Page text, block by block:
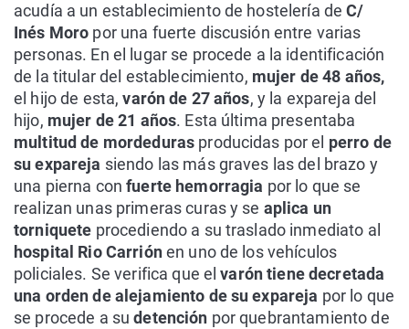
acudía a un establecimiento de hostelería deC/
Inés Moro por una fuerte discusión entre varias
personas. En el lugar se procede a la identificación
de la titular del establecimiento, mujer de 48 años,
el hijo de esta,varón de 27 años, y la expareja del
hijo, mujer de 21 años. Esta última presentaba
multitud de mordeduras producidas por el perro de
su expareja siendo las más graves las del brazo y
una pierna con fuerte hemorragia por lo que se
realizan unas primeras curas y se aplica un
torniquete procediendo a su traslado inmediato al
hospital Rio Carriónen uno de los vehículos
policiales. Se verifica que elvarón tiene decretada
una orden de alejamiento de su expareja por lo que
se procede a sudetención por quebrantamiento de